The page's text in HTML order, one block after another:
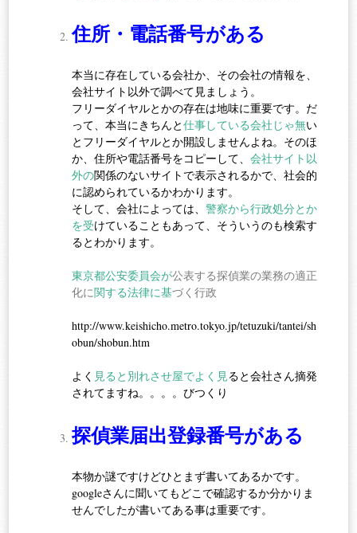
住所・電話番号がある
本当に存在している会社か、その会社の情報を、
会社サイト以外で調べて見ましょう。
フリーダイヤルとかの存在は地味に重要です。だ
って、本当にきちんと仕事している会社じゃ無い
とフリーダイヤルとか開設しませんよね。そのほ
か、住所や電話番号をコピーして、会社サイト以
外の関係のないサイトで表示されるかで、社会的
に認められているかわかります。
そして、会社によっては、警察から行政処分とか
を受けていることもあって、そういうのも検索す
るとわかります。
東京都公安委員会が公表する探偵業の業務の適正
化に関する法律に基づく行政
http://www.keishicho.metro.tokyo.jp/tetuzuki/tantei/sh
obun/shobun.htm
よく 見ると別れさせ屋でよく見ると会社さん摘発
されてますね。。。。びつくり
探偵業届出登録番号がある
本物か謎ですけどひとまず書いてあるかです。
googleさんに聞いてもどこで確認するか分かりま
せんでしたが書いてある事は重要です。